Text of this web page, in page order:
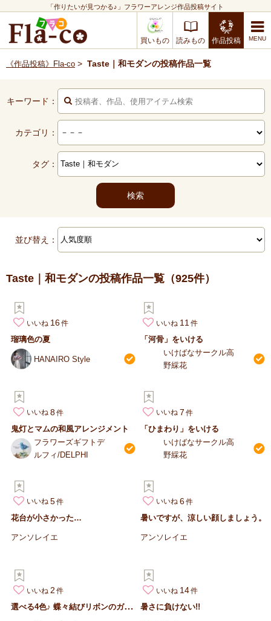
「作りたいが見つかる♪」フラワーアレンジ作品投稿サイト
買いもの 読みもの 作品投稿
《作品投稿》Fla-co > Taste｜和モダンの投稿作品一覧
キーワード：
カテゴリ：
タグ：
並び替え：
Taste｜和モダンの投稿作品一覧 （925件）
いいね 16
瑠璃色の夏
HANAIRO Style
いいね 11
「河骨」をいける
いけばなサークル高
野綵花
いいね 8
鬼灯とマムの和風アレンジメント
フラワーズギフトデ
ルフィ/DELPHI
いいね 7
「ひまわり」をいける
いけばなサークル高
野綵花
いいね 5
花台が小さかった…
アンソレイエ
いいね 6
暑いですが、涼しい顔しましょう。
アンソレイエ
いいね 2
選
べる4色♪ 蝶々結びリボンのガラスドーム仏花｜枯れないお供え花…
いいね 14
暑さに負けない!!